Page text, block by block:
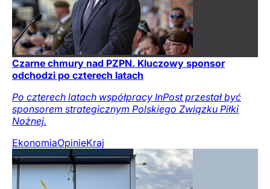
Czarne chmury nad PZPN. Kluczowy sponsor
odchodzi po czterech latach
Po czterech latach współpracy InPost przestał być
sponsorem strategicznym Polskiego Związku Piłki
Nożnej.
EkonomiaOpinieKraj